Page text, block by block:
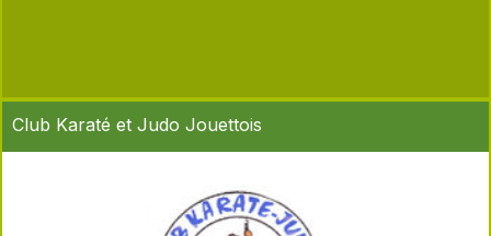
Club Karaté et Judo Jouettois